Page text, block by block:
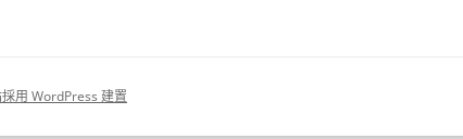
用 WordPress 建置